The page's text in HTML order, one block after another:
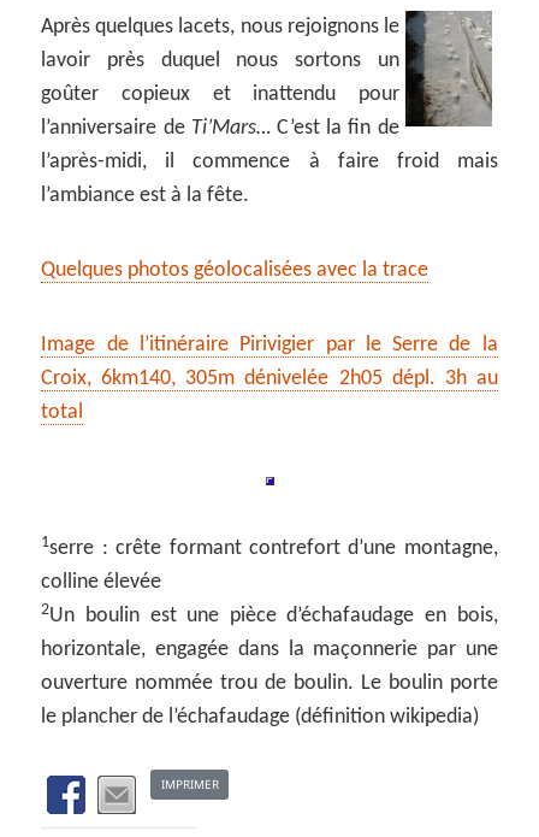
Après quelques lacets, nous rejoignons le
lavoir près duquel nous sortons un
goûter copieux et inattendu pour
l’anniversaire de Ti’Mars…C’est la fin de
l’après-midi, il commence à faire froid mais
l’ambiance est à la fête.
Quelques photos géolocalisées avec la trace
Image de l’itinéraire Pirivigier par le Serre de la
Croix, 6km140, 305m dénivelée 2h05 dépl. 3h au
total
1 serre : crête formant contrefort d’une montagne,
colline élevée
2Un boulin est une pièce d’échafaudage en bois,
horizontale, engagée dans la maçonnerie par une
ouverture nommée trou de boulin. Le boulin porte
le plancher de l’échafaudage (définition wikipedia)
IMPRIMER